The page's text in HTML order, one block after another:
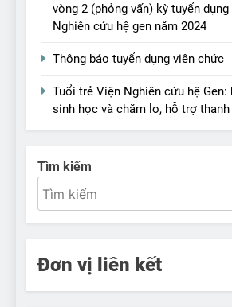
vòng 2 (phỏng vấn) kỳ tuyển
Nghiên cứu hệ gen năm 2024
Thông báo tuyển dụng viên chức
Tuổi trẻ Viện Nghiên cứu hệ Gen:
sinh học và chăm lo, hỗ trợ
Tìm kiếm
Đơn vị liên kết